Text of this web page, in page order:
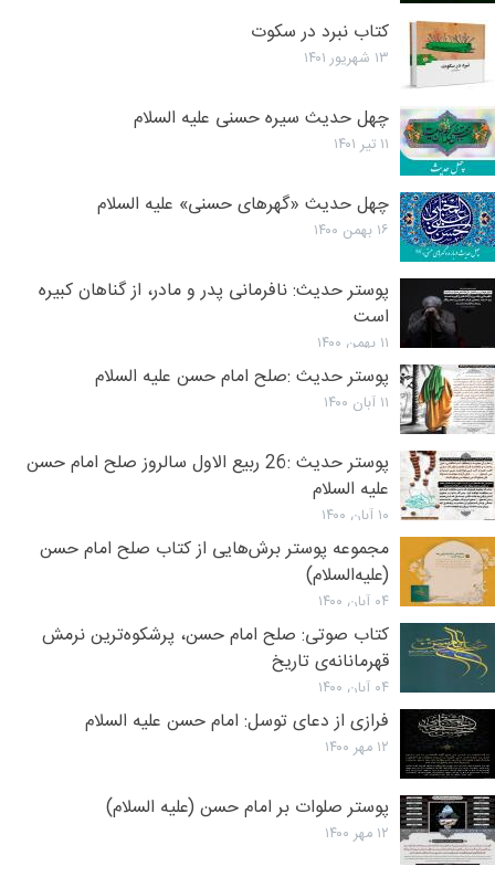
کتاب نبرد در سکوت
۱۳ شهریور ۱۴۰۱
چهل حدیث سیره حسنی علیه السلام
۱۱ تیر ۱۴۰۱
چهل حدیث «گهرهای حسنی» علیه السلام
۱۶ بهمن ۱۴۰۰
پوستر حدیث: نافرمانى پدر و مادر، از گناهان كبيره
است
۱۱ بهمن ۱۴۰۰
پوستر حدیث :‌صلح امام حسن علیه السلام
۱۱ آبان ۱۴۰۰
پوستر حدیث :‌26 ربیع الاول سالروز صلح امام حسن
علیه السلام
۱۰ آبان ۱۴۰۰
مجموعه پوستر برش‌هایی از کتاب صلح امام حسن
(علیه‌السلام)
۰۴ آبان ۱۴۰۰
کتاب صوتی: صلح امام حسن، پرشکوه‌ترین نرمش
قهرمانانه‌ی تاریخ
۰۴ آبان ۱۴۰۰
فرازی از دعای توسل: امام حسن علیه السلام
۱۲ مهر ۱۴۰۰
پوستر صلوات بر امام حسن (علیه السلام)
۱۲ مهر ۱۴۰۰